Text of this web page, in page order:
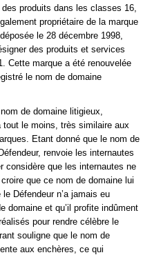
produits dans les classes 16,
propriétaire de la marque
le 28 décembre 1998,
des produits et services
Cette marque a été renouvelée
le nom de domaine
de domaine litigieux,
le moins, très similaire aux
Etant donné que le nom de
renvoie les internautes
considère que les internautes ne
que ce nom de domaine lui
Défendeur n’a jamais eu
domaine et qu’il profite indûment
pour rendre célèbre le
souligne que le nom de
aux enchères, ce qui